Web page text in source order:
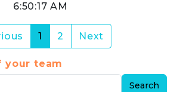
6:50:17 AM
1 (current)
2 Next
your team
Search